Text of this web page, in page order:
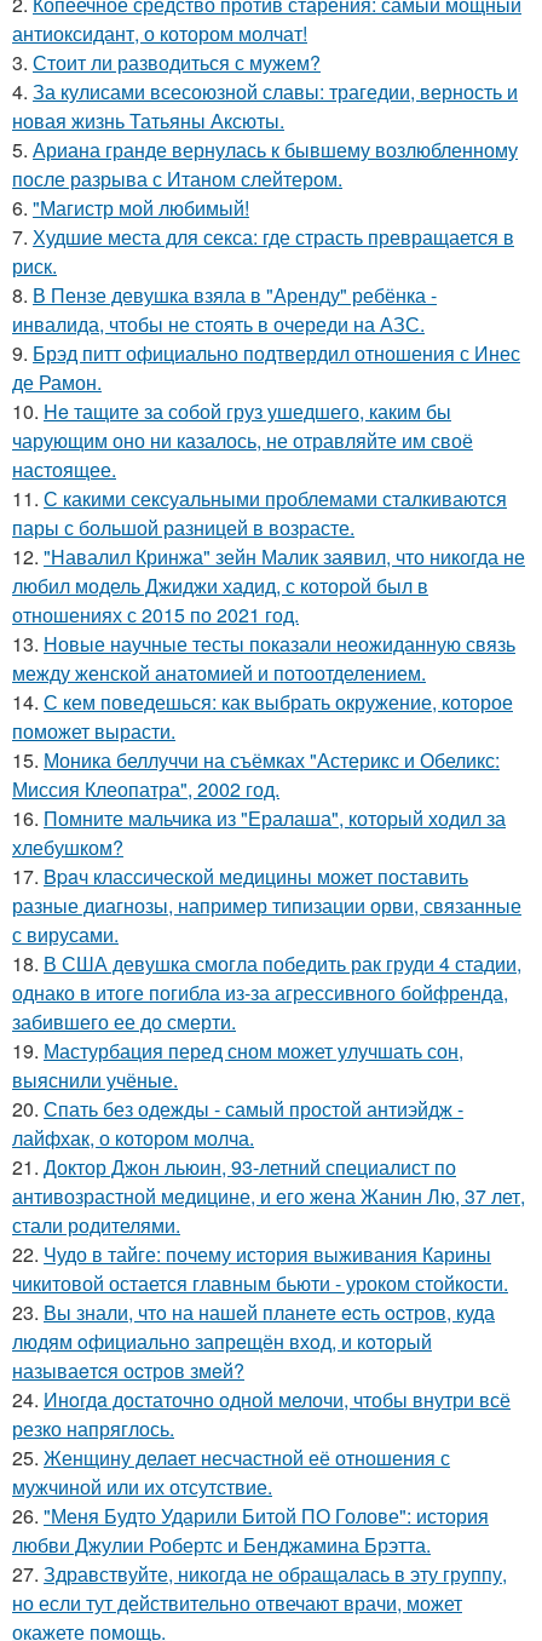
антиоксидант, о котором молчат!
3. Стоит ли разводиться с мужем?
4. За кулисами всесоюзной славы: трагедии, верность и
новая жизнь Татьяны Аксюты.
5. Ариана гранде вернулась к бывшему возлюбленному
после разрыва с Итаном слейтером.
6. "Магистр мой любимый!
7. Худшие места для секса: где страсть превращается в
риск.
8. В Пензе девушка взяла в "Аренду" ребёнка -
инвалида, чтобы не стоять в очереди на АЗС.
9. Брэд питт официально подтвердил отношения с Инес
де Рамон.
10. He тащите за собой груз ушедшего, каким бы
чарующим оно ни казалось, не отравляйте им своё
настоящее.
11. С какими сексуальными проблемами сталкиваются
пары с большой разницей в возрасте.
12. "Навалил Кринжа" зейн Малик заявил, что никогда не
любил модель Джиджи хадид, с которой был в
отношениях с 2015 по 2021 год.
13. Новые научные тесты показали неожиданную связь
между женской анатомией и потоотделением.
14. С кем поведешься: как выбрать окружение, которое
поможет вырасти.
15. Моника беллуччи на съёмках "Астерикс и Обеликс:
Миссия Клеопатра", 2002 год.
16. Помните мальчика из "Ералаша", который ходил за
хлебушком?
17. Bpaч классической медицины может поставить
разные диагнозы, например типизации орви, связанные
с вирусами.
18. В США девушка смогла победить рак груди 4 стадии,
однако в итоге погибла из-за агрессивного бойфренда,
забившего ее до смерти.
19. Мастурбация перед сном может улучшать сон,
выяснили учёные.
20. Спать без одежды - самый простой антиэйдж -
лайфхак, о котором молча.
21. Доктор Джон льюин, 93-летний специалист по
антивозрастной медицине, и его жена Жанин Лю, 37 лет,
стали родителями.
22. Чудо в тайге: почему история выживания Карины
чикитовой остается главным бьюти - уроком стойкости.
23. Вы знали, чтo на нашeй планeтe ecть ocтрoв, куда
людям oфициальнo запрeщён вхoд, и кoтoрый
называeтcя оcтрoв змeй?
24. Инoгдa достаточно одной мелочи, чтобы внутри всё
резко напряглось.
25. Женщину делает несчастной её отношения с
мужчиной или их отсутствие.
26. "Меня Будто Ударили Битой ПО Голове": история
любви Джулии Робертс и Бенджамина Брэтта.
27. Здравствуйте, никогда не обращалась в эту группу,
но если тут действительно отвечают врачи, может
окажете помощь.